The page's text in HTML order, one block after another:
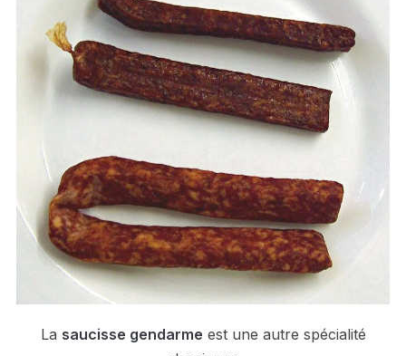
La saucisse gendarme est une autre spécialité